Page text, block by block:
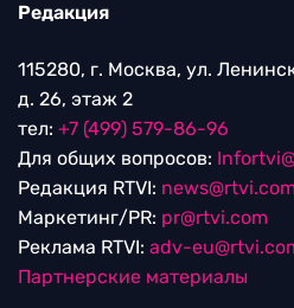
Редакция
115280, г. Москва, ул.
д. 26, этаж 2
тел: +7 (499) 579-86-96
Для общих вопросов:
Редакция RTVI:
Маркетинг/PR: pr@rtvi.com
Реклама RTVI: adv-
Партнерские материалы